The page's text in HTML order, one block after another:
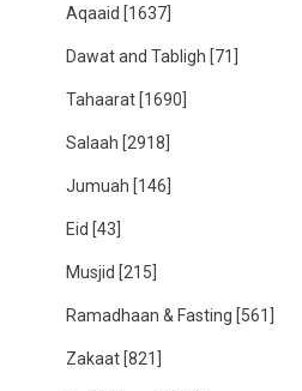
Aqaaid [1637]
Dawat and Tabligh [71]
Tahaarat [1690]
Salaah [2918]
Jumuah [146]
Eid [43]
Musjid [215]
Ramadhaan & Fasting [561]
Zakaat [821]